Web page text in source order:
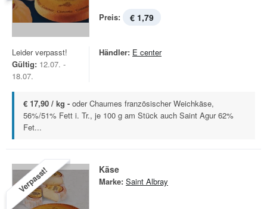
Preis: € 1,79
Leider verpasst!
Gültig: 12.07. -
18.07.
Händler: E center
€ 17,90 / kg - oder Chaumes französischer Weichkäse,
56%/51% Fett i. Tr., je 100 g am Stück auch Saint Agur 62%
Fet...
Verpasst! Käse
Marke: Saint Albray